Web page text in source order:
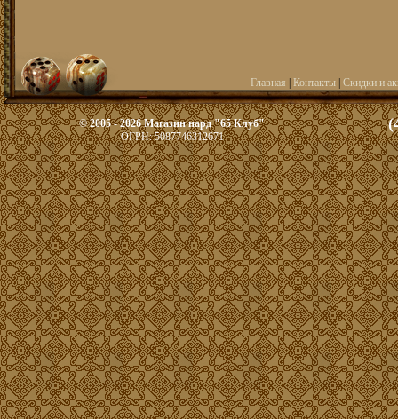
Главная Контакты| Скидки и
© 2005 - 2026 Магазин нард "65 Клуб"
ОГРН: 5087746312671